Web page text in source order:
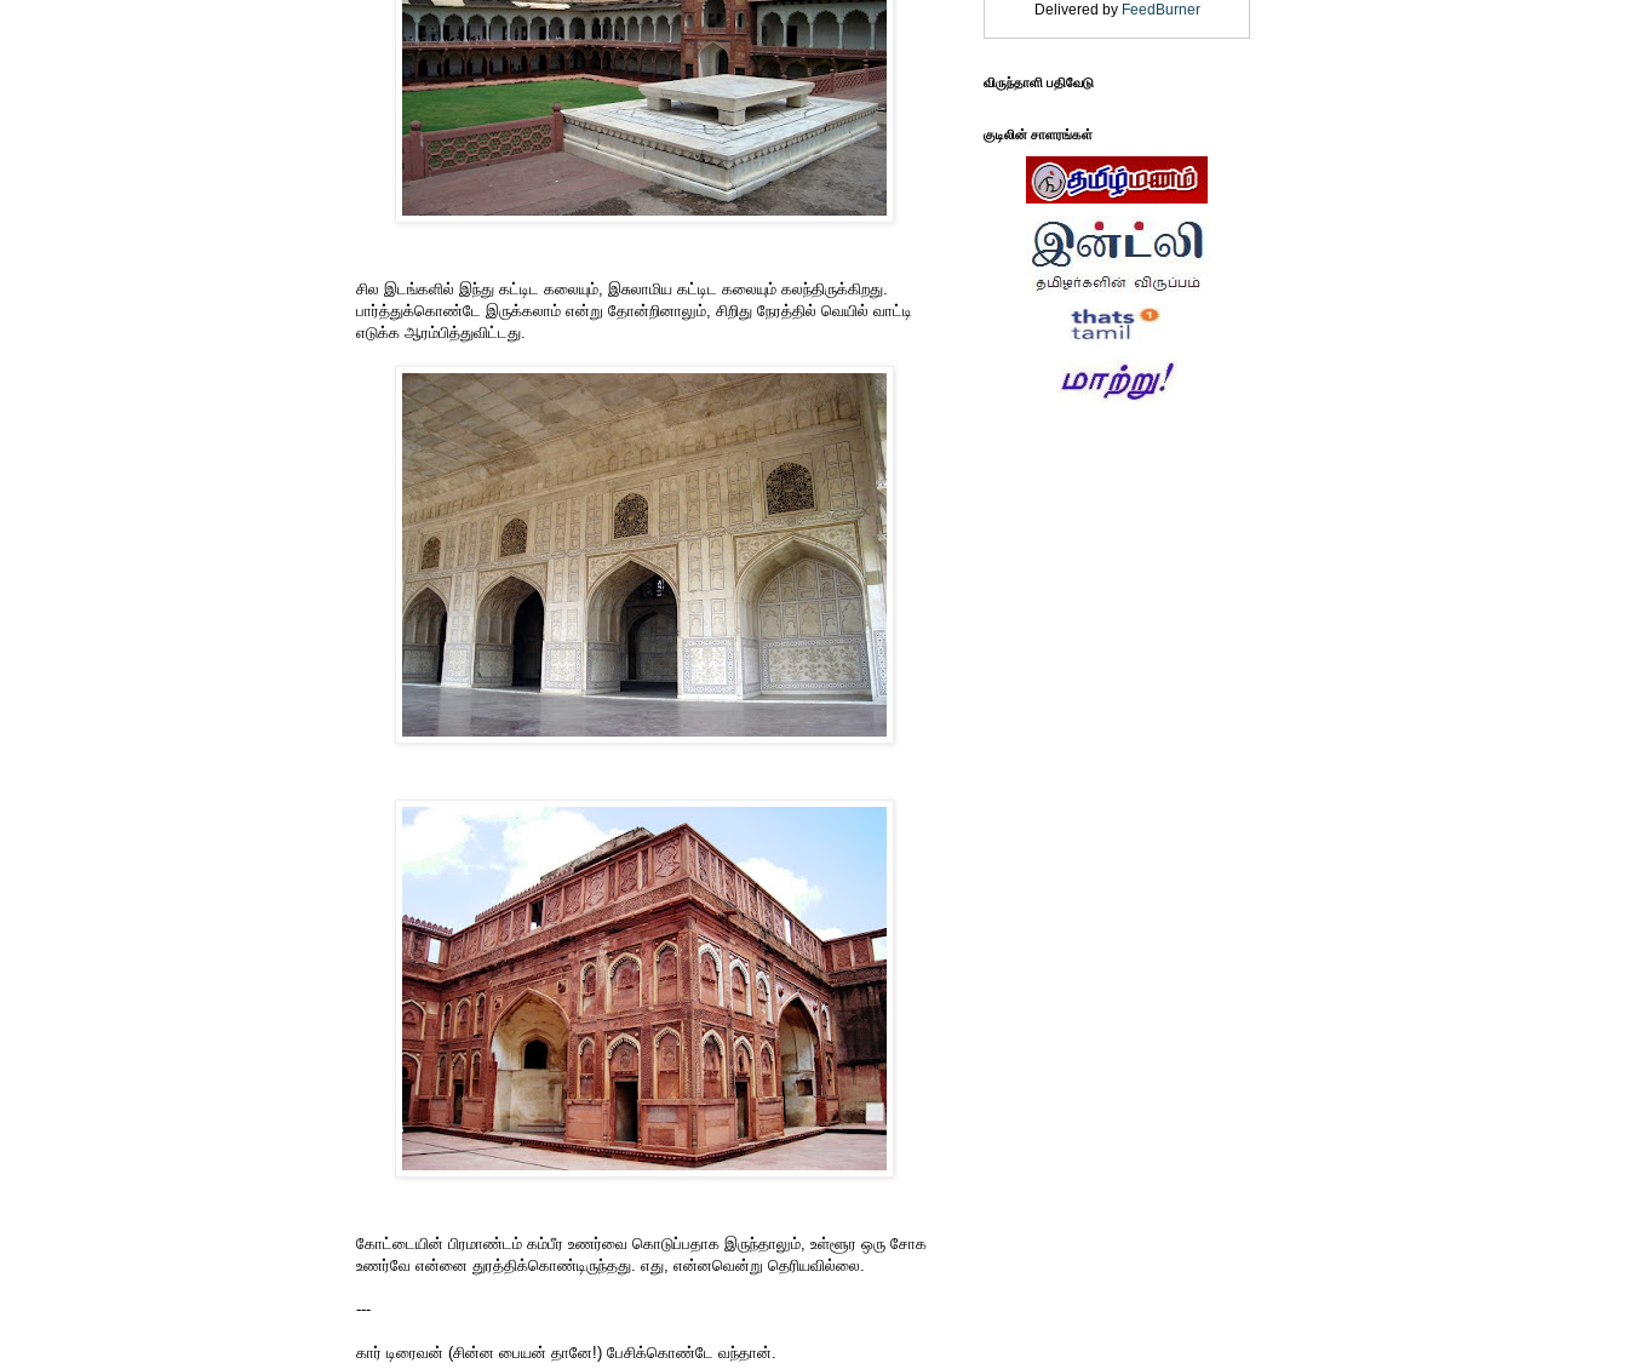
சில இடங்களில் இந்து கட்டிட கலையும், இசுலாமிய கட்டிட கலையும் கலந்திருக்கிறது.
பார்த்துக்கொண்டே இருக்கலாம் என்று தோன்றினாலும், சிறிது நேரத்தில் வெயில் வாட்டி
எடுக்க ஆரம்பித்துவிட்டது.
கோட்டையின் பிரமாண்டம் கம்பீர உணர்வை கொடுப்பதாக இருந்தாலும், உள்ளூர ஒரு சோக
உணர்வே என்னை துரத்திக்கொண்டிருந்தது. எது, என்னவென்று தெரியவில்லை.
---
கார் டிரைவன் (சின்ன பையன் தானே!) பேசிக்கொண்டே வந்தான்.
Delivered by FeedBurner
விருந்தாளி பதிவேடு
குடிலின் சாளரங்கள்